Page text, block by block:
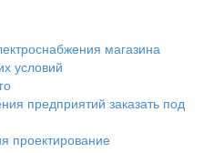
магазина
условий
предприятий заказать под
проектирование